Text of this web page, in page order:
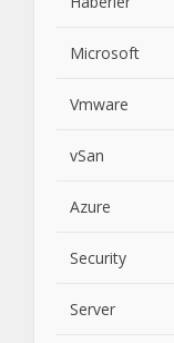
Microsoft
Vmware
vSan
Azure
Security
Server